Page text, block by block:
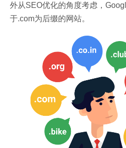
外从SEO优化的角度考虑，
于.com为后缀的网站。